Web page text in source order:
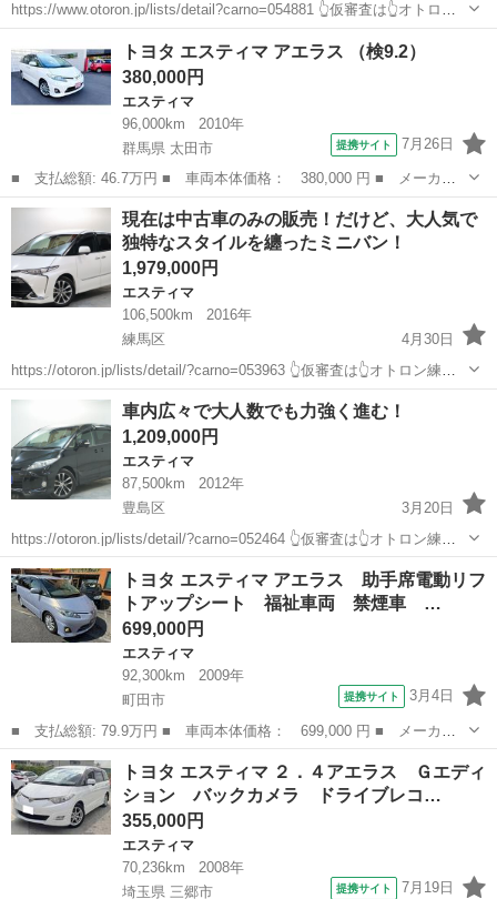
https://www.otoron.jp/lists/detail?carno=054881 👆仮審査は👆オトロン
練馬店へ✨👆🌠 ✨毎日10件以上入庫中✨全店舗の在庫をご納車可能！！
🔴下取最低保証金額アップ...
エスティマ
トヨタ エスティマ アエラス （検9.2）
380,000円
エスティマ
96,000km
2010年
群馬県 太田市
提携サイト 7月26日
■ 支払総額: 46.7万円 ■ 車両本体価格： 380,000 円 ■ メーカー
名： トヨタ ■ 車種名： エスティマ ■ グレード名： アエラス
■ 排気量： 2400cc ■ ドア枚数： 5D ■ ミッション： CV...
群馬 太田市 エスティマ
現在は中古車のみの販売！だけど、大人気で
独特なスタイルを纏ったミニバン！
1,979,000円
エスティマ
106,500km
2016年
練馬区
4月30日
https://otoron.jp/lists/detail/?carno=053963 👆仮審査は👆オトロン練馬
店へ✨👆🌠 現在は中古車のみの販売！トヨタ エスティマ。今でも人
気で、使い勝手も扱いやすさもベリーグッ...
東京 練馬区 エスティマ ミニバン
車内広々で大人数でも力強く進む！
1,209,000円
エスティマ
87,500km
2012年
豊島区
3月20日
https://otoron.jp/lists/detail/?carno=052464 👆仮審査は👆オトロン練馬
店へ✨👆🌠 人でも物でも！両側電動スライドドアでファミリーカーと
して最適！他にも様々な車両がドンドン入...
東京 豊島区 エスティマ
トヨタ エスティマ アエラス 助手席電動リフ
トアップシート 福祉車両 禁煙車 …
699,000円
エスティマ
92,300km
2009年
町田市
提携サイト 3月4日
■ 支払総額: 79.9万円 ■ 車両本体価格： 699,000 円 ■ メーカー
名： トヨタ ■ 車種名： エスティマ ■ グレード名： アエラ
ス 助手席電動リフトアップシート 福祉車両 禁煙車 両側パワー
スライド ナビ...
東京 町田市 エスティマ
トヨタ エスティマ ２．４アエラス Ｇエディ
ション バックカメラ ドライブレコ…
355,000円
エスティマ
70,236km
2008年
埼玉県 三郷市
提携サイト 7月19日